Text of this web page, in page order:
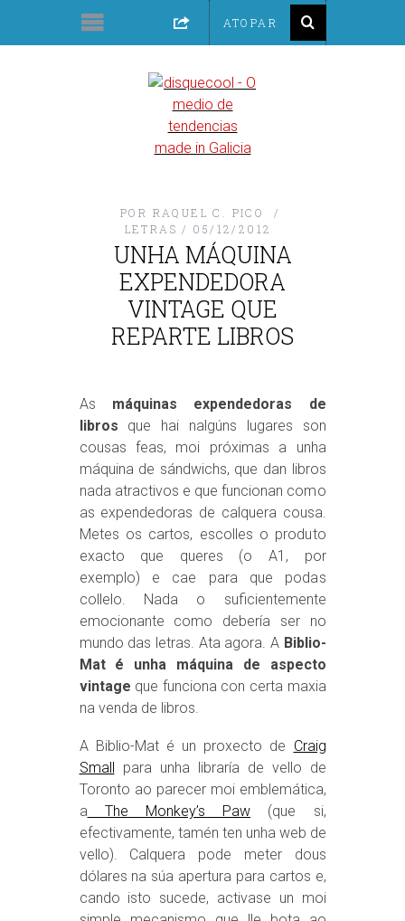
POR RAQUEL C. PICO
LETRAS
05/12/2012
UNHA MÁQUINA
EXPENDEDORA
VINTAGE QUE
REPARTE LIBROS
As máquinas expendedoras de
libros que hai nalgúns lugares son
cousas feas, moi próximas a unha
máquina de sándwichs, que dan libros
nada atractivos e que funcionan como
as expendedoras de calquera cousa.
Metes os cartos, escolles o produto
exacto que queres (o A1, por
exemplo) e cae para que podas
collelo. Nada o suficientemente
emocionante como debería ser no
mundo das letras. Ata agora. ABiblio-
Mat é unha máquina de aspecto
vintage que funciona con certa maxia
na venda de libros.
A Biblio-Mat é un proxecto de Craig
Small para unha libraría de vello de
Toronto ao parecer moi emblemática,
a The Monkey’s Paw (que si,
efectivamente, tamén ten unha web de
vello). Calquera pode meter dous
dólares na súa apertura para cartos e,
cando isto sucede, activase un moi